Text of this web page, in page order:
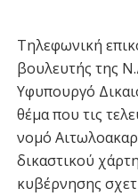
Τηλεφωνική
βουλευτής της
Υφυπουργό
θέμα που τις
νομό
δικαστικού
κυβέρνησης